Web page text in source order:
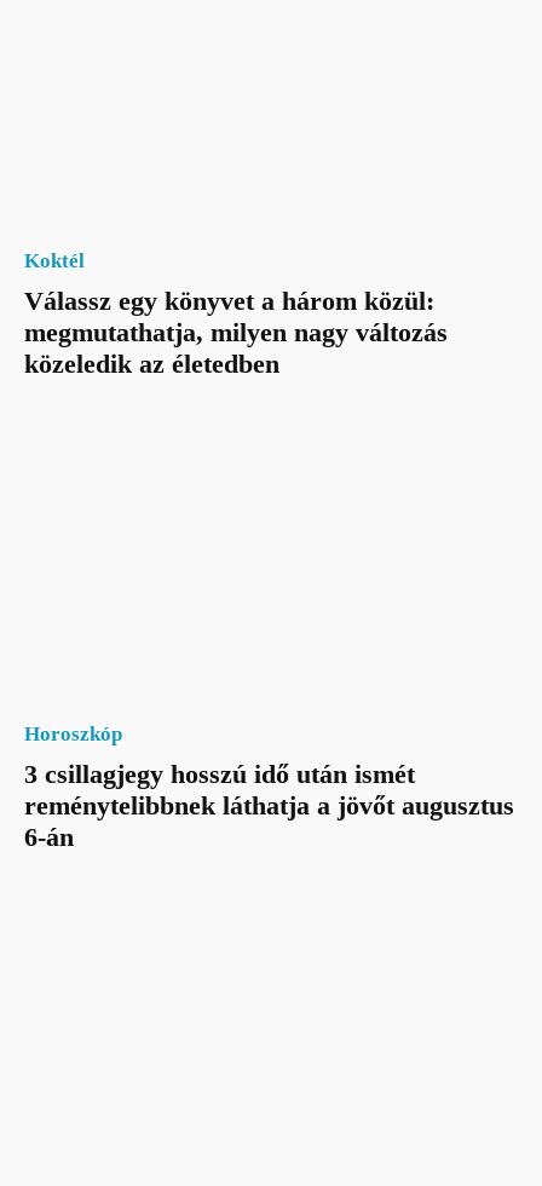
Koktél
Válassz egy könyvet a három közül:
megmutathatja, milyen nagy változás
közeledik az életedben
Horoszkóp
3 csillagjegy hosszú idő után ismét
reménytelibbnek láthatja a jövőt augusztus
6-án